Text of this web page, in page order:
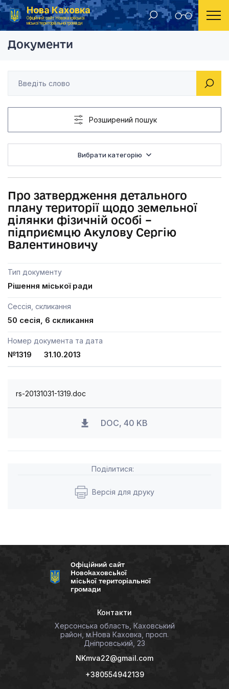
Нова Каховка
Офіційний сайт Новокаховської
міської територіальної громади
Головна Рішення Новокаховської міської ради 2013 рік Про затвердження
Документи
Розширений пошук
Вибрати категорію
Про затвердження детального
плану території щодо земельної
ділянки фізичній особі –
підприємцю Акулову Сергію
Валентиновичу
Тип документу
Рішення міської ради
Сессія, скликання
50 сесія, 6 скликання
Номер документа та дата
№1319 31.10.2013
rs-20131031-1319.doc
DOC, 40 KB
Поділитися:
Версія для друку
Офіційний сайт
Новокаховської
міської територіальної
громади
Контакти
Херсонська область, Каховський
район, м.Нова Каховка, просп.
Дніпровський, 23
NKmva22@gmail.com
+380554942139